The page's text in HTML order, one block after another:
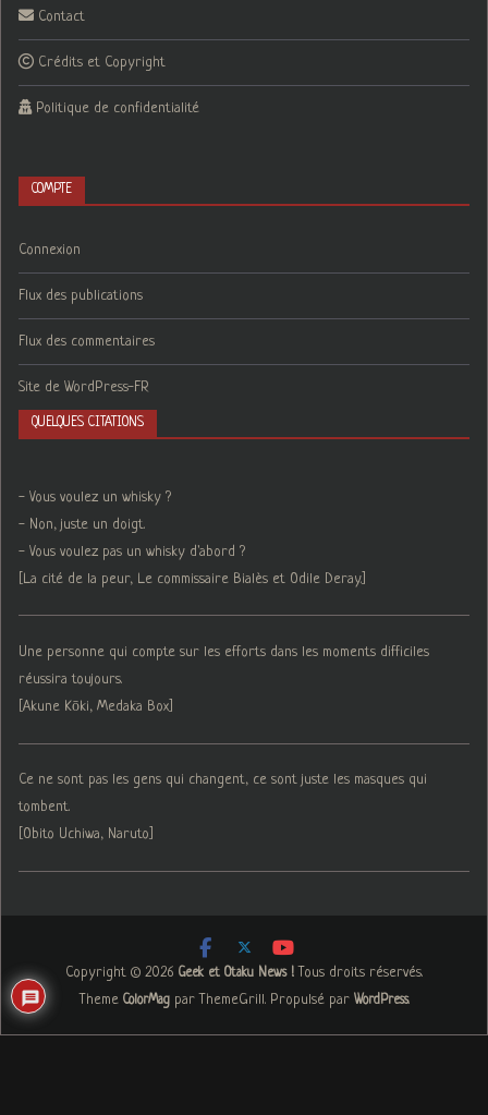
Contact
Crédits et Copyright
Politique de confidentialité
COMPTE
Connexion
Flux des publications
Flux des commentaires
Site de WordPress-FR
QUELQUES CITATIONS
- Vous voulez un whisky ?
- Non, juste un doigt.
- Vous voulez pas un whisky d'abord ?
[La cité de la peur, Le commissaire Bialès et Odile Deray.]
Une personne qui compte sur les efforts dans les moments difficiles
réussira toujours.
[Akune Kōki, Medaka Box]
Ce ne sont pas les gens qui changent, ce sont juste les masques qui
tombent.
[Obito Uchiwa, Naruto]
Copyright © 2026 Geek et Otaku News !. Tous droits réservés.
Theme ColorMagpar ThemeGrill. Propulsé par WordPress.